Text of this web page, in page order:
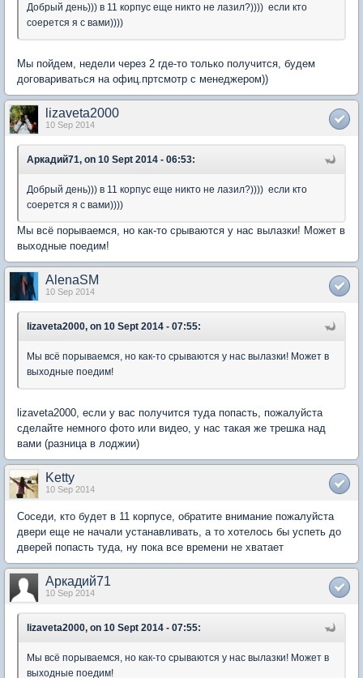
Добрый день))) в 11 корпус еще никто не лазил?)))) если кто
соерется я с вами))))
Мы пойдем, недели через 2 где-то только получится, будем
договариваться на офиц.пртсмотр с менеджером))
lizaveta2000
10 Sep 2014
Аркадий71, on 10 Sept 2014 - 06:53:
Добрый день))) в 11 корпус еще никто не лазил?)))) если кто
соерется я с вами))))
Мы всё порываемся, но как-то срываются у нас вылазки! Может в
выходные поедим!
AlenaSM
10 Sep 2014
lizaveta2000, on 10 Sept 2014 - 07:55:
Мы всё порываемся, но как-то срываются у нас вылазки! Может в
выходные поедим!
lizaveta2000, если у вас получится туда попасть, пожалуйста
сделайте немного фото или видео, у нас такая же трешка над
вами (разница в лоджии)
Ketty
10 Sep 2014
Соседи, кто будет в 11 корпусе, обратите внимание пожалуйста
двери еще не начали устанавливать, а то хотелось бы успеть до
дверей попасть туда, ну пока все времени не хватает
Аркадий71
10 Sep 2014
lizaveta2000, on 10 Sept 2014 - 07:55:
Мы всё порываемся, но как-то срываются у нас вылазки! Может в
выходные поедим!